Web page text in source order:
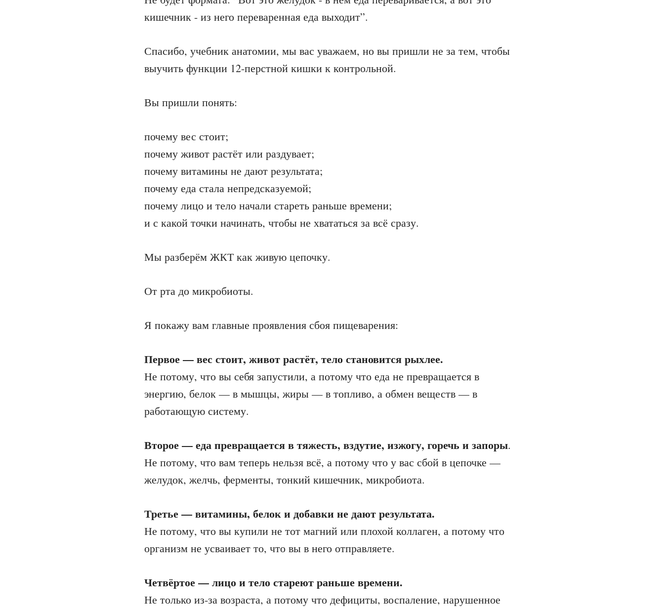
кишечник - из него переваренная еда выходит”.
Спасибо, учебник анатомии, мы вас уважаем, но вы пришли не за тем, чтобы
выучить функции 12-перстной кишки к контрольной.
Вы пришли понять:
почему вес стоит;
почему живот растёт или раздувает;
почему витамины не дают результата;
почему еда стала непредсказуемой;
почему лицо и тело начали стареть раньше времени;
и с какой точки начинать, чтобы не хвататься за всё сразу.
Мы разберём ЖКТ как живую цепочку.
От рта до микробиоты.
Я покажу вам главные проявления сбоя пищеварения:
Первое — вес стоит, живот растёт, тело становится рыхлее.
Не потому, что вы себя запустили, а потому что еда не превращается в
энергию, белок — в мышцы, жиры — в топливо, а обмен веществ — в
работающую систему.
Второе — еда превращается в тяжесть, вздутие, изжогу, горечь и запоры.
Не потому, что вам теперь нельзя всё, а потому что у вас сбой в цепочке —
желудок, желчь, ферменты, тонкий кишечник, микробиота.
Третье — витамины, белок и добавки не дают результата.
Не потому, что вы купили не тот магний или плохой коллаген, а потому что
организм не усваивает то, что вы в него отправляете.
Четвёртое — лицо и тело стареют раньше времени.
Не только из-за возраста, а потому что дефициты, воспаление, нарушенное